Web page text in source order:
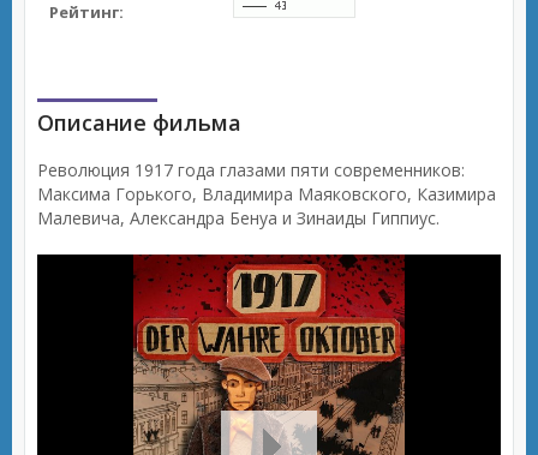
Рейтинг:
Описание фильма
Революция 1917 года глазами пяти современников:
Максима Горького, Владимира Маяковского, Казимира
Малевича, Александра Бенуа и Зинаиды Гиппиус.